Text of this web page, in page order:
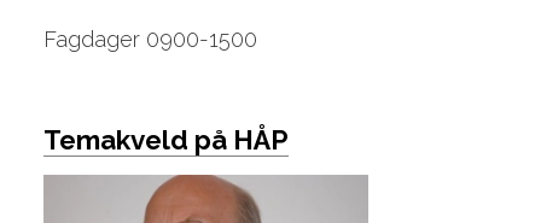
Fagdager 0900-1500
Temakveld på HÅP